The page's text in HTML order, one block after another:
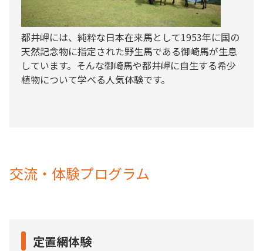
都井岬には、純粋な日本在来馬として1953年に国の
天然記念物に指定された野生馬である御崎馬が生息
しています。そんな御崎馬や都井岬に自生する希少
植物について学べる人気体験です。
交流・体験プログラム
定置網体験